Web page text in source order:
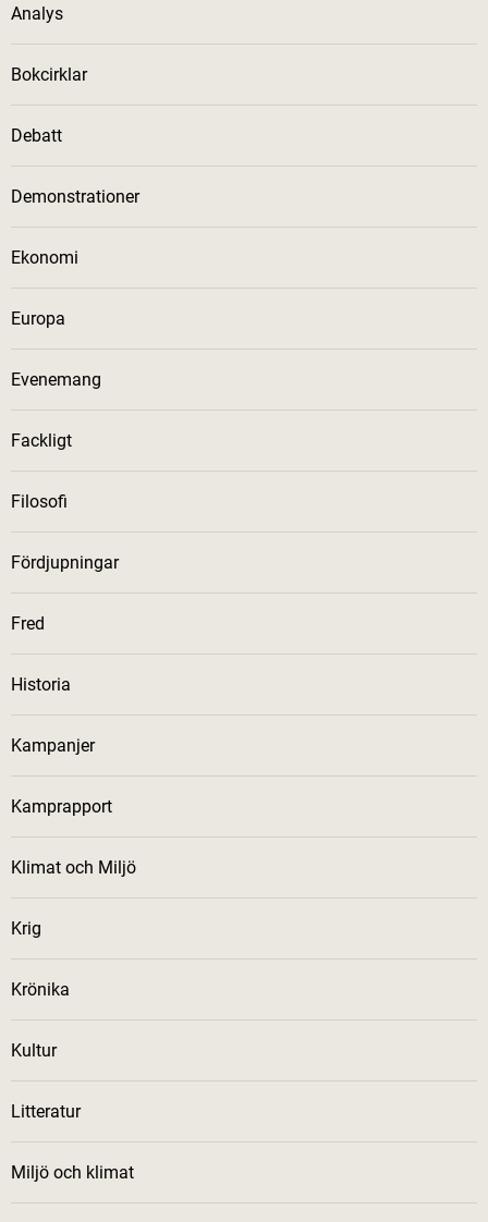
Analys
Bokcirklar
Debatt
Demonstrationer
Ekonomi
Europa
Evenemang
Fackligt
Filosofi
Fördjupningar
Fred
Historia
Kampanjer
Kamprapport
Klimat och Miljö
Krig
Krönika
Kultur
Litteratur
Miljö och klimat